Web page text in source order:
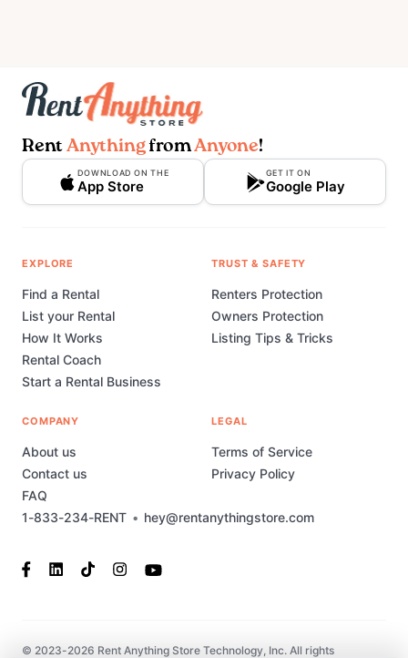
Rent AnythingfromAnyone!
DOWNLOAD ON THE
App Store
GET IT ON
Google Play
1-833-234-RENT • hey@rentanythingstore.com
EXPLORE
Find a Rental
List your Rental
How It Works
Rental Coach
Start a Rental Business
TRUST & SAFETY
Renters Protection
Owners Protection
Listing Tips & Tricks
COMPANY
About us
Contact us
FAQ
LEGAL
Terms of Service
Privacy Policy
© 2023-2026 Rent Anything Store Technology, Inc. All rights